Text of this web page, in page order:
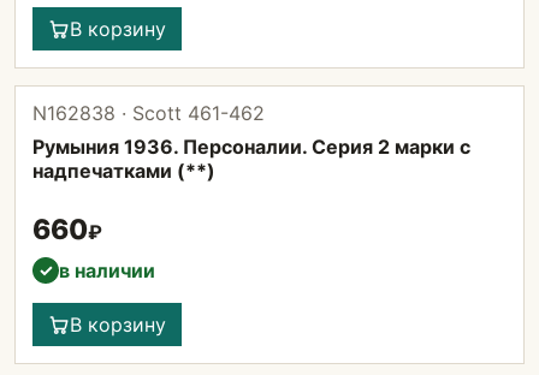
В корзину
N162838 · Scott 461-462
Румыния 1936. Персоналии. Серия 2 марки с
надпечатками (**)
660₽
✓ в наличии
В корзину